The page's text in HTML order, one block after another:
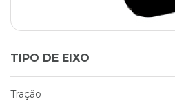
TIPO DE EIXO
Tração